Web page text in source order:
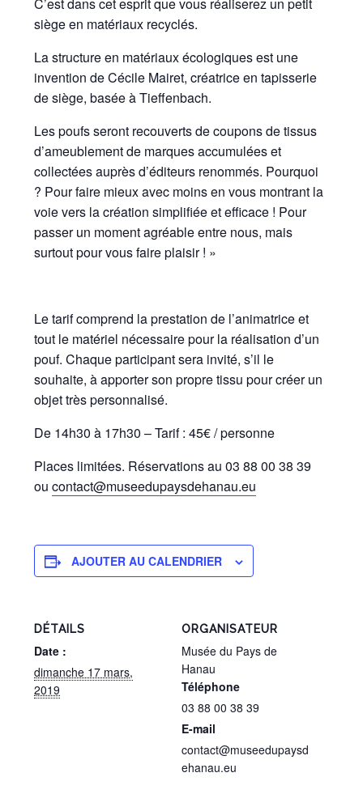
siège en matériaux recyclés.
La structure en matériaux écologiques est une
invention de Cécile Mairet, créatrice en tapisserie
de siège, basée à Tieffenbach.
Les poufs seront recouverts de coupons de tissus
d’ameublement de marques accumulées et
collectées auprès d’éditeurs renommés. Pourquoi
? Pour faire mieux avec moins en vous montrant la
voie vers la création simplifiée et efficace ! Pour
passer un moment agréable entre nous, mais
surtout pour vous faire plaisir ! »
Le tarif comprend la prestation de l’animatrice et
tout le matériel nécessaire pour la réalisation d’un
pouf. Chaque participant sera invité, s’il le
souhaite, à apporter son propre tissu pour créer un
objet très personnalisé.
De 14h30 à 17h30 – Tarif : 45€ / personne
Places limitées. Réservations au 03 88 00 38 39
oucontact@museedupaysdehanau.eu
AJOUTER AU CALENDRIER
DÉTAILS
Date :
dimanche 17 mars,
2019
ORGANISATEUR
Musée du Pays de
Hanau
Téléphone
03 88 00 38 39
E-mail
contact@museedupaysd
ehanau.eu